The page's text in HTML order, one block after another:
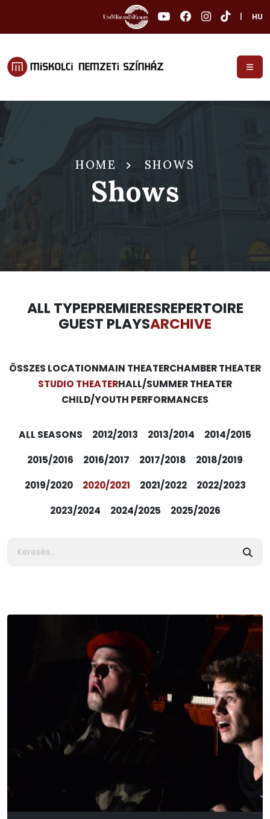
HU
HOME SHOWS
Shows
ALL TYPEPREMIERESREPERTOIRE
GUEST PLAYSARCHIVE
ÖSSZES LOCATIONMAIN THEATERCHAMBER THEATER
STUDIO THEATERHALL/SUMMER THEATER
CHILD/YOUTH PERFORMANCES
ALL SEASONS 2012/2013 2013/2014
2014/2015
2015/2016
2016/2017 2017/2018
2018/2019
2019/2020
2020/2021 2021/2022
2022/2023
2023/2024
2024/2025 2025/2026